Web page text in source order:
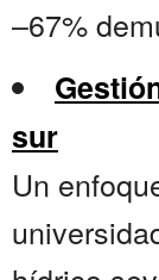
–67%
sur
Un